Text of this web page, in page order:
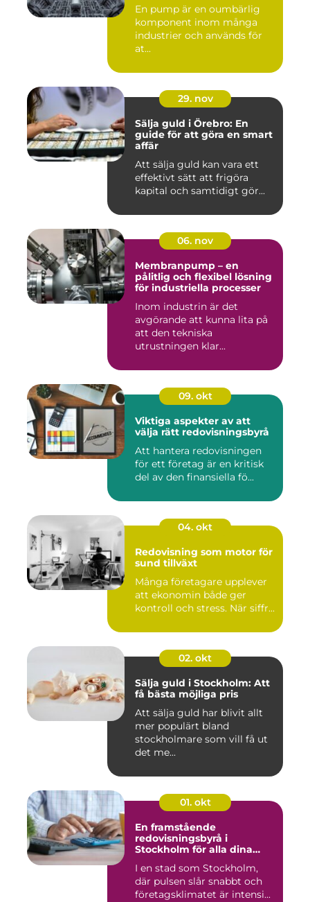
En pump är en oumbärlig
komponent inom många
industrier och används för
at...
29. nov
Sälja guld i Örebro: En
guide för att göra en smart
affär
Att sälja guld kan vara ett
effektivt sätt att frigöra
kapital och samtidigt gör...
06. nov
Membranpump – en
pålitlig och flexibel lösning
för industriella processer
Inom industrin är det
avgörande att kunna lita på
att den tekniska
utrustningen klar...
09. okt
Viktiga aspekter av att
välja rätt redovisningsbyrå
Att hantera redovisningen
för ett företag är en kritisk
del av den finansiella fö...
04. okt
Redovisning som motor för
sund tillväxt
Många företagare upplever
att ekonomin både ger
kontroll och stress. När siffr...
02. okt
Sälja guld i Stockholm: Att
få bästa möjliga pris
Att sälja guld har blivit allt
mer populärt bland
stockholmare som vill få ut
det me...
01. okt
En framstående
redovisningsbyrå i
Stockholm för alla dina
I en stad som Stockholm,
där pulsen slår snabbt och
företagsklimatet är intensi...